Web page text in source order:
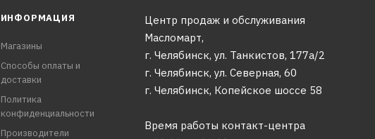
ИНФОРМАЦИЯ
Магазины
Способы оплаты и
доставки
Политика
конфиденциальности
Производители
Центр продаж и обслуживания
Масломарт,
г. Челябинск, ул. Танкистов, 177а/2
г. Челябинск, ул. Северная, 60
г. Челябинск, Копейское шоссе 58
Время работы контакт-центра